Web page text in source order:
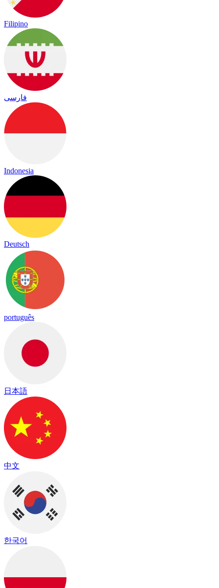
Filipino
فارسی
Indonesia
Deutsch
português
日本語
中文
한국어